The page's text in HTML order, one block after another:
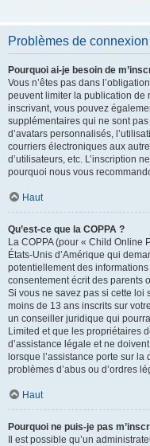
Problèmes de connexion
Pourquoi ai-je besoin de
Vous n’êtes pas dans
peuvent limiter la publication de
inscrivant, vous pouvez
supplémentaires qui ne sont
d’avatars personnalisés,
courriers électroniques aux
d’utilisateurs, etc. L’inscription
pourquoi nous vous
Haut
Qu’est-ce que la COPPA ?
La COPPA (pour « Child Online
États-Unis d’Amérique qui
potentiellement des
consentement écrit des parents
Si vous ne savez pas si cette loi
moins de 13 ans inscrits sur
un conseiller juridique qui
Limited et que les propriétaires
d’assistance légale et ne
lorsque l’assistance porte sur
problèmes d’abus ou d’ordres
Haut
Pourquoi ne puis-je pas
Il est possible qu’un